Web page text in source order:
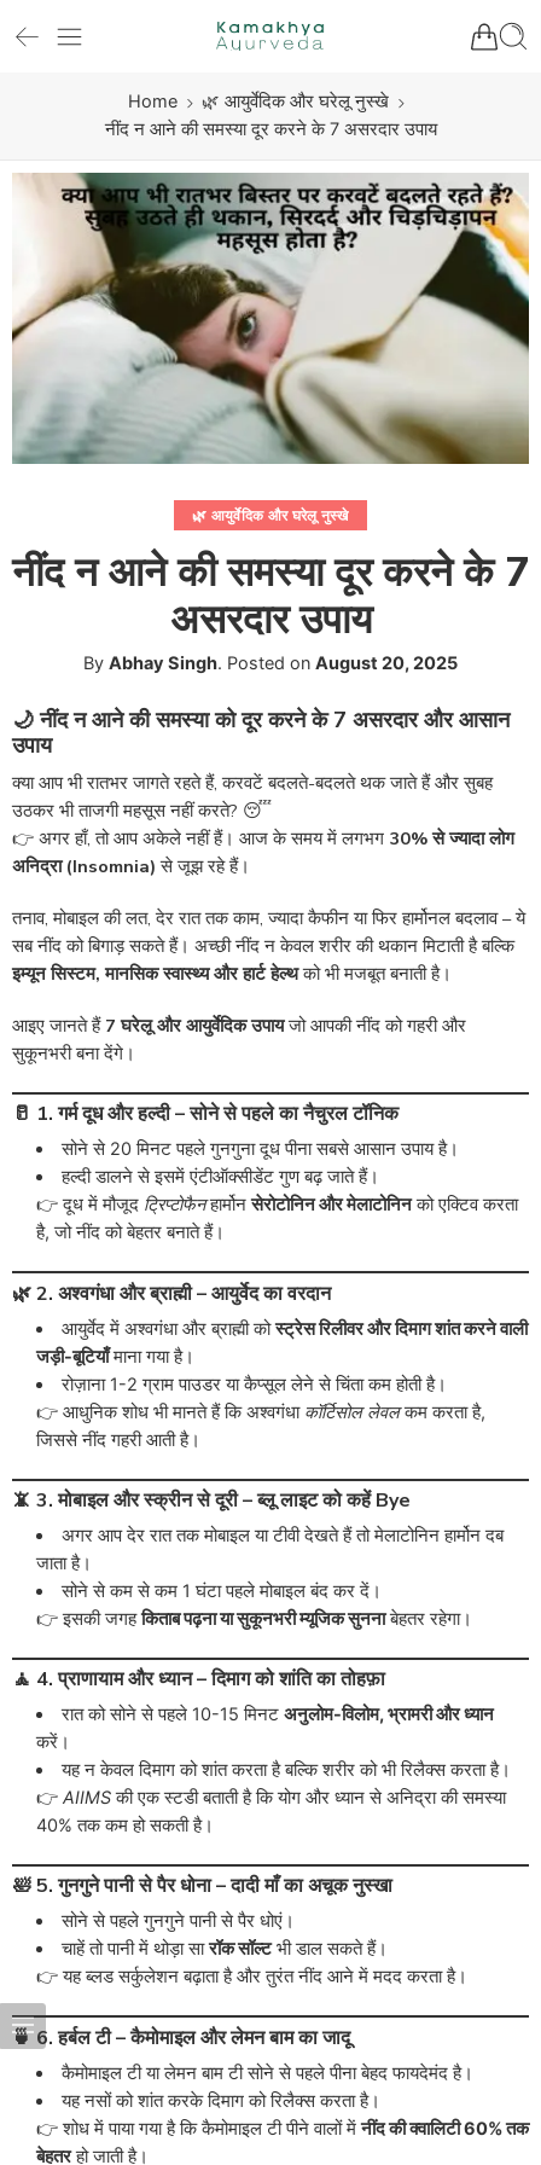
Home
🌿 आयुर्वेदिक और घरेलू नुस्खे
नींद न आने की समस्या दूर करने के 7 असरदार उपाय
🌿 आयुर्वेदिक और घरेलू नुस्खे
नींद न आने की समस्या दूर करने के 7
असरदार उपाय
By Abhay Singh. Posted on August 20, 2025
🌙 नींद न आने की समस्या को दूर करने के 7 असरदार और आसान
उपाय
क्या आप भी रातभर जागते रहते हैं, करवटें बदलते-बदलते थक जाते हैं और सुबह
उठकर भी ताजगी महसूस नहीं करते? 😴
👉 अगर हाँ, तो आप अकेले नहीं हैं। आज के समय में लगभग 30% से ज्यादा लोग
अनिद्रा (Insomnia) से जूझ रहे हैं।
तनाव, मोबाइल की लत, देर रात तक काम, ज्यादा कैफीन या फिर हार्मोनल बदलाव – ये
सब नींद को बिगाड़ सकते हैं। अच्छी नींद न केवल शरीर की थकान मिटाती है बल्कि
इम्यून सिस्टम, मानसिक स्वास्थ्य और हार्ट हेल्थको भी मजबूत बनाती है।
आइए जानते हैं 7 घरेलू और आयुर्वेदिक उपायजो आपकी नींद को गहरी और
सुकूनभरी बना देंगे।
🥛 1. गर्म दूध और हल्दी – सोने से पहले का नैचुरल टॉनिक
सोने से 20 मिनट पहले गुनगुना दूध पीना सबसे आसान उपाय है।
हल्दी डालने से इसमें एंटीऑक्सीडेंट गुण बढ़ जाते हैं।
👉 दूध में मौजूद ट्रिप्टोफैनहार्मोनसेरोटोनिन और मेलाटोनिनको एक्टिव करता
है, जो नींद को बेहतर बनाते हैं।
🌿 2. अश्वगंधा और ब्राह्मी – आयुर्वेद का वरदान
आयुर्वेद में अश्वगंधा और ब्राह्मी कोस्ट्रेस रिलीवर और दिमाग शांत करने वाली
जड़ी-बूटियाँमाना गया है।
रोज़ाना 1-2 ग्राम पाउडर या कैप्सूल लेने से चिंता कम होती है।
👉 आधुनिक शोध भी मानते हैं कि अश्वगंधा कॉर्टिसोल लेवलकम करता है,
जिससे नींद गहरी आती है।
📵 3. मोबाइल और स्क्रीन से दूरी – ब्लू लाइट को कहें Bye
अगर आप देर रात तक मोबाइल या टीवी देखते हैं तो मेलाटोनिन हार्मोन दब
जाता है।
सोने से कम से कम 1 घंटा पहले मोबाइल बंद कर दें।
👉 इसकी जगहकिताब पढ़ना या सुकूनभरी म्यूजिक सुननाबेहतर रहेगा।
🧘 4. प्राणायाम और ध्यान – दिमाग को शांति का तोहफ़ा
रात को सोने से पहले 10-15 मिनट अनुलोम-विलोम, भ्रामरी और ध्यान
करें।
यह न केवल दिमाग को शांत करता है बल्कि शरीर को भी रिलैक्स करता है।
👉 AIIMSकी एक स्टडी बताती है कि योग और ध्यान से अनिद्रा की समस्या
40% तक कम हो सकती है।
🛀 5. गुनगुने पानी से पैर धोना – दादी माँ का अचूक नुस्खा
सोने से पहले गुनगुने पानी से पैर धोएं।
चाहें तो पानी में थोड़ा सारॉक सॉल्टभी डाल सकते हैं।
👉 यह ब्लड सर्कुलेशन बढ़ाता है और तुरंत नींद आने में मदद करता है।
🍵 6. हर्बल टी – कैमोमाइल और लेमन बाम का जादू
कैमोमाइल टी या लेमन बाम टी सोने से पहले पीना बेहद फायदेमंद है।
यह नसों को शांत करके दिमाग को रिलैक्स करता है।
👉 शोध में पाया गया है कि कैमोमाइल टी पीने वालों मेंनींद की क्वालिटी 60% तक
बेहतरहो जाती है।